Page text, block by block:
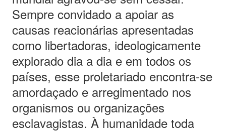
Sempre convidado a apoiar as
causas reacionárias apresentadas
como libertadoras, ideologicamente
explorado dia a dia e em todos os
países, esse proletariado encontra-se
amordaçado e arregimentado nos
organismos ou organizações
esclavagistas. À humanidade toda